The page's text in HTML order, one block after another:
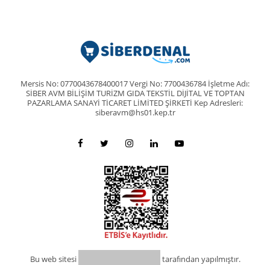
Mersis No: 0770043678400017 Vergi No: 7700436784 İşletme Adı:
SİBER AVM BİLİŞİM TURİZM GIDA TEKSTİL DİJİTAL VE TOPTAN
PAZARLAMA SANAYİ TİCARET LİMİTED ŞİRKETİ Kep Adresleri:
siberavm@hs01.kep.tr
Bu web sitesi tarafından yapılmıştır.